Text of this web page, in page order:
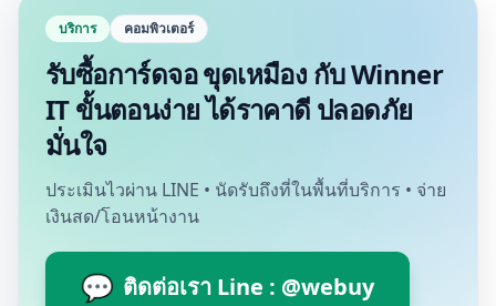
บริการ คอมพิวเตอร์
รับซื้อการ์ดจอ ขุดเหมือง กับ Winner
IT ขั้นตอนง่าย ได้ราคาดี ปลอดภัย
มั่นใจ
ประเมินไวผ่าน LINE • นัดรับถึงที่ในพื้นที่บริการ • จ่าย
เงินสด/โอนหน้างาน
💬 ติดต่อเรา Line : @webuy